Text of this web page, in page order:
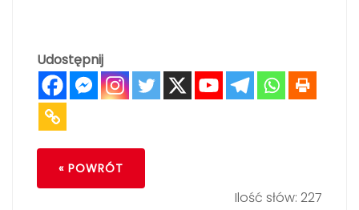
Udostępnij
« POWRÓT
Ilość słów: 227